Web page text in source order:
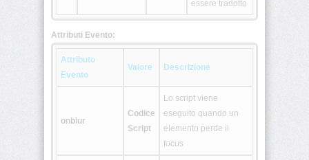
<textarea>
<tfoot>
<th>
<thead>
<title>
essere tradotto
Attributi Evento:
Attributo
Evento
Valore Descrizione
onblur
Codice
Script
Lo script viene
eseguito quando un
elemento perde il
focus